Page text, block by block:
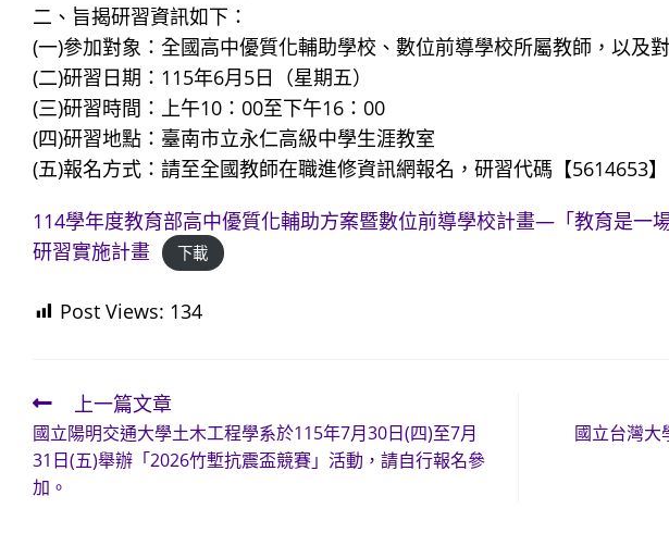
二、旨揭研習資訊如下：
(一)參加對象：全國高中優質化輔助學校、數位前導學校所屬教師，以及
(二)研習日期：115年6月5日（星期五）
(三)研習時間：上午10：00至下午16：00
(四)研習地點：臺南市立永仁高級中學生涯教室
(五)報名方式：請至全國教師在職進修資訊網報名，研習代碼【5614653】
114學年度教育部高中優質化輔助方案暨數位前導學校計畫—「教育是一
研習實施計畫
下載
Post Views: 134
Read
more
articles
上一篇文章
國立陽明交通大學土木工程學系於115年7月30日(四)至7月
31日(五)舉辦「2026竹塹抗震盃競賽」活動，請自行報名參
加。
國立台灣大